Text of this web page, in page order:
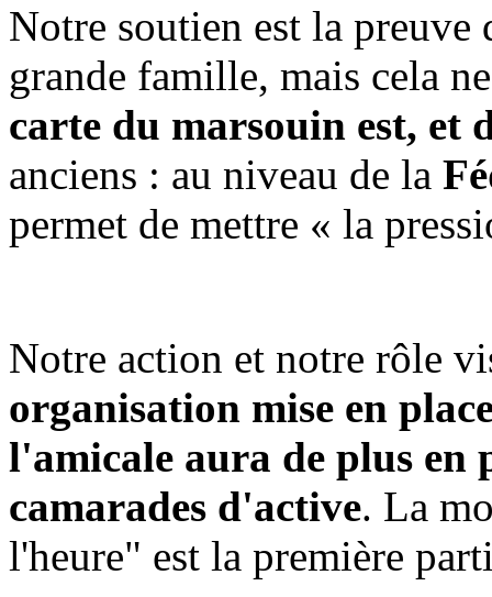
Notre soutien est la preuve
grande famille, mais cela
carte du marsouin est, et
anciens : au niveau de la
permet de mettre « la
Notre action et notre rôle
organisation mise en
l'amicale aura de plus en
camarades d'active. La
l'heure" est la première